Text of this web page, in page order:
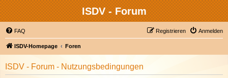
ISDV - Forum
FAQ Anmelden
Registrieren
ISDV-Homepage Foren
ISDV - Forum - Nutzungsbedingungen